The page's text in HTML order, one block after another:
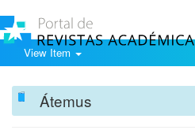
View Item
Átemus